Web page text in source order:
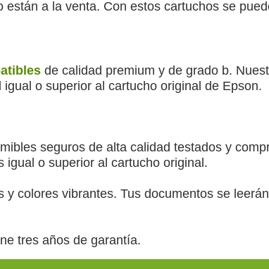
a la venta. Con estos cartuchos se
de calidad premium y de grado b.
o superior al cartucho original de Epson.
seguros de alta calidad testados y
igual o superior al cartucho original.
colores vibrantes. Tus documentos se
tres años de garantía.